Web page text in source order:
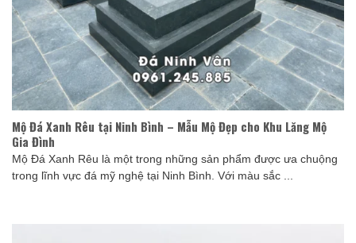
Mộ Đá Xanh Rêu tại Ninh Bình – Mẫu Mộ Đẹp cho Khu Lăng Mộ
Gia Đình
Mộ Đá Xanh Rêu là một trong những sản phẩm được ưa chuộng
trong lĩnh vực đá mỹ nghệ tại Ninh Bình. Với màu sắc ...